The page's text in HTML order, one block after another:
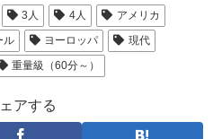
3人 4人
アメリカ
ル ヨーロッパ
現代
重量級（60分～）
アする